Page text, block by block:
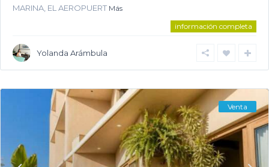
MARINA, EL AEROPUERT Más
información completa
Yolanda Arámbula
Venta